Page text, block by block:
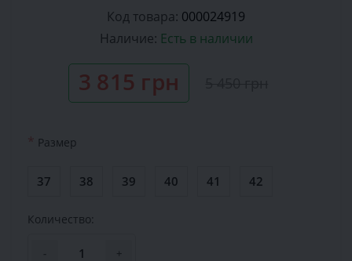
Код товара: 000024919
Наличие: Есть в наличии
3 815 грн
* Размер
37 38 39 40 41 42
Количество:
- +